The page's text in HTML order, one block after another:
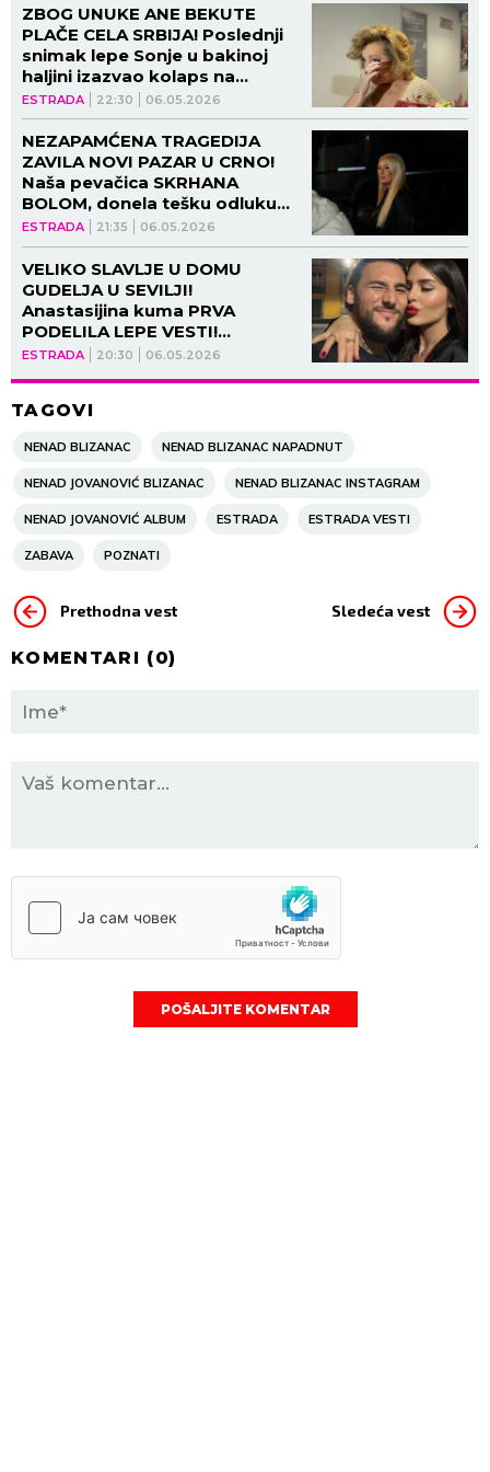
ESTRADA 22:30 06.05.2026
ZBOG UNUKE ANE BEKUTE
PLAČE CELA SRBIJA! Poslednji
snimak lepe Sonje u bakinoj
haljini izazvao kolaps na
mrežama, PEVAČICA OVAKO
GOVORILA o njoj! (VIDEO)
ESTRADA 21:35 06.05.2026
NEZAPAMĆENA TRAGEDIJA
ZAVILA NOVI PAZAR U CRNO!
Naša pevačica SKRHANA
BOLOM, donela tešku odluku
nakon smrti četiri sugrađanina!
ESTRADA 20:30 06.05.2026
VELIKO SLAVLJE U DOMU
GUDELJA U SEVILJI!
Anastasijina kuma PRVA
PODELILA LEPE VESTI!
(GALERIJA)
TAGOVI
NENAD BLIZANAC NENAD BLIZANAC NAPADNUT
NENAD JOVANOVIĆ BLIZANAC NENAD BLIZANAC INSTAGRAM
NENAD JOVANOVIĆ ALBUM ESTRADA ESTRADA VESTI
ZABAVA POZNATI
Prethodna vest Sledeća vest
KOMENTARI (0)
POŠALJITE KOMENTAR